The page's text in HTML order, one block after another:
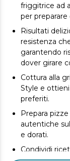
friggitrice ad
per
Risultati
resistenza
garantendo
dover girare
Cottura alla
Style e
preferiti.
Prepara
autentiche
e dorati.
Condividi